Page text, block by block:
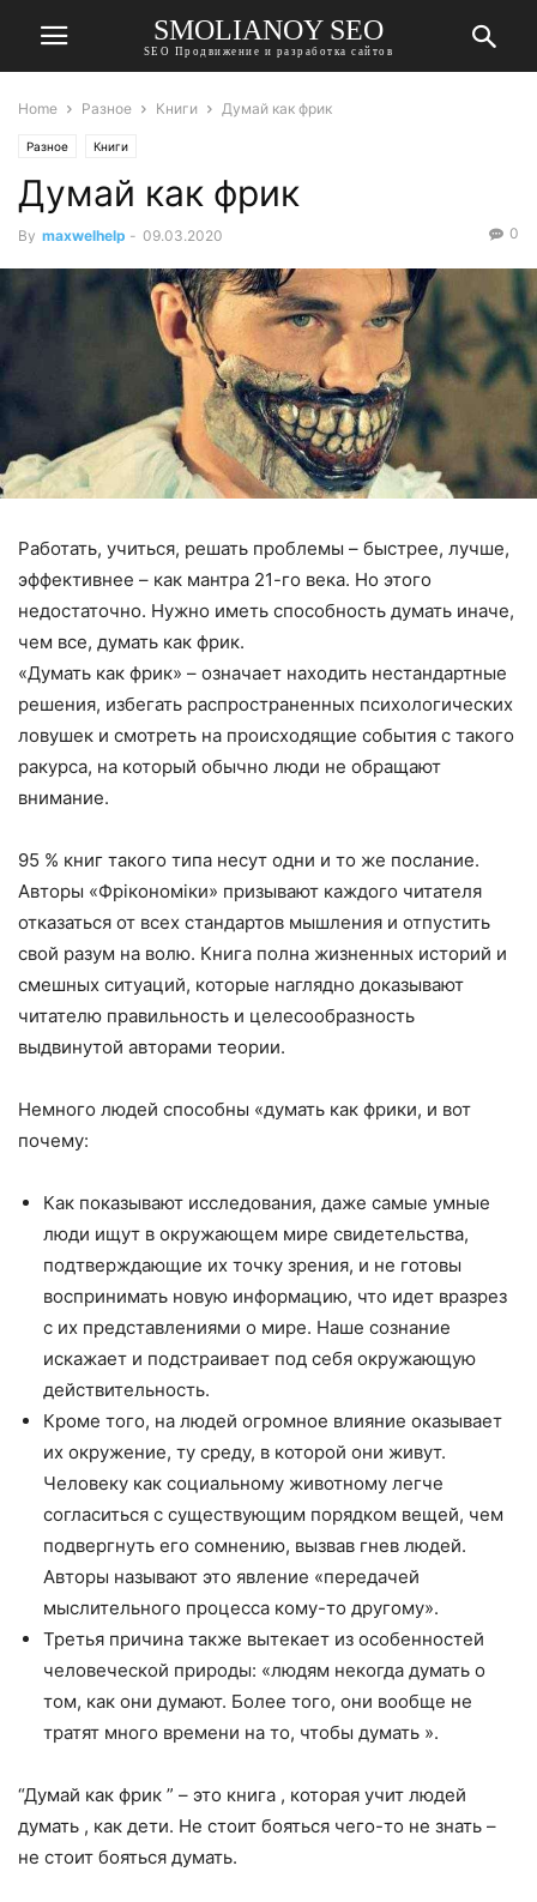
SMOLIANOY SEO
SEO Продвижение и разработка сайтов
Home Разное Книги Думай как фрик
Разное Книги
Думай как фрик
By maxwelhelp - 09.03.2020 0
Работать, учиться, решать проблемы – быстрее, лучше,
эффективнее – как мантра 21-го века. Но этого
недостаточно. Нужно иметь способность думать иначе,
чем все, думать как фрик.
«Думать как фрик» – означает находить нестандартные
решения, избегать распространенных психологических
ловушек и смотреть на происходящие события с такого
ракурса, на который обычно люди не обращают
внимание.
95 % книг такого типа несут одни и то же послание.
Авторы «Фрікономіки» призывают каждого читателя
отказаться от всех стандартов мышления и отпустить
свой разум на волю. Книга полна жизненных историй и
смешных ситуаций, которые наглядно доказывают
читателю правильность и целесообразность
выдвинутой авторами теории.
Немного людей способны «думать как фрики, и вот
почему:
Как показывают исследования, даже самые умные
люди ищут в окружающем мире свидетельства,
подтверждающие их точку зрения, и не готовы
воспринимать новую информацию, что идет вразрез
с их представлениями о мире. Наше сознание
искажает и подстраивает под себя окружающую
действительность.
Кроме того, на людей огромное влияние оказывает
их окружение, ту среду, в которой они живут.
Человеку как социальному животному легче
согласиться с существующим порядком вещей, чем
подвергнуть его сомнению, вызвав гнев людей.
Авторы называют это явление «передачей
мыслительного процесса кому-то другому».
Третья причина также вытекает из особенностей
человеческой природы: «людям некогда думать о
том, как они думают. Более того, они вообще не
тратят много времени на то, чтобы думать ».
“Думай как фрик ” – это книга , которая учит людей
думать , как дети. Не стоит бояться чего-то не знать –
не стоит бояться думать.